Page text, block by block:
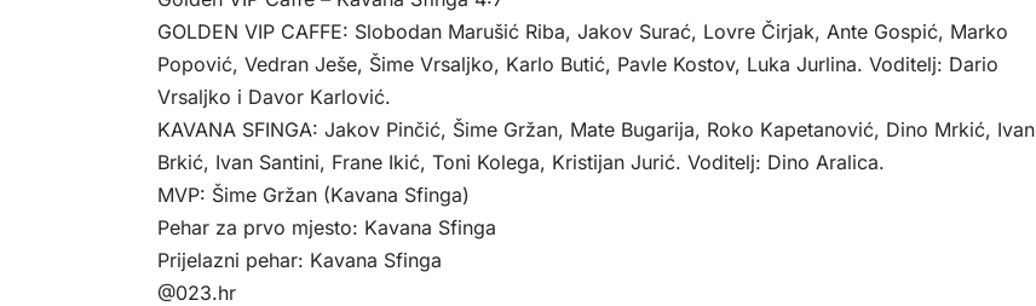
GOLDEN VIP CAFFE: Slobodan Marušić Riba, Jakov Surać, Lovre Čirjak, Ante Gospić, Marko
Popović, Vedran Ješe, Šime Vrsaljko, Karlo Butić, Pavle Kostov, Luka Jurlina. Voditelj: Dario
Vrsaljko i Davor Karlović.
KAVANA SFINGA: Jakov Pinčić, Šime Gržan, Mate Bugarija, Roko Kapetanović, Dino Mrkić, Ivan
Brkić, Ivan Santini, Frane Ikić, Toni Kolega, Kristijan Jurić. Voditelj: Dino Aralica.
MVP: Šime Gržan (Kavana Sfinga)
Pehar za prvo mjesto: Kavana Sfinga
Prijelazni pehar: Kavana Sfinga
@023.hr